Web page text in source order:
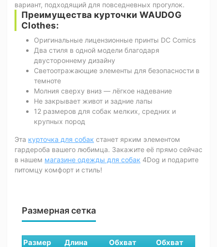
вариант, подходящий для повседневных прогулок.
Преимущества курточки WAUDOG
Clothes:
Оригинальные лицензионные принты DC Comics
Два стиля в одной модели благодаря
двустороннему дизайну
Светоотражающие элементы для безопасности в
темноте
Молния сверху вниз — лёгкое надевание
Не закрывает живот и задние лапы
12 размеров для собак мелких, средних и
крупных пород
Эта курточка для собак станет ярким элементом
гардероба вашего любимца. Закажите её прямо сейчас
в нашем магазине одежды для собак 4Dog и подарите
питомцу комфорт и стиль!
Размерная сетка
Размер
Длина
Обхват
Обхват